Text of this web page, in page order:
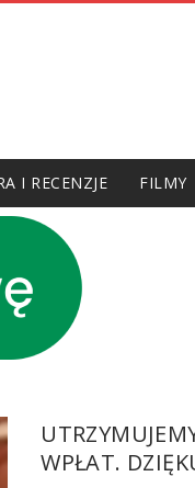
I RECENZJE FILMY
WPŁAT.